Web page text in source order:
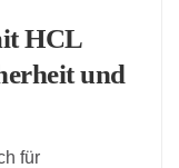
HCL
und
für